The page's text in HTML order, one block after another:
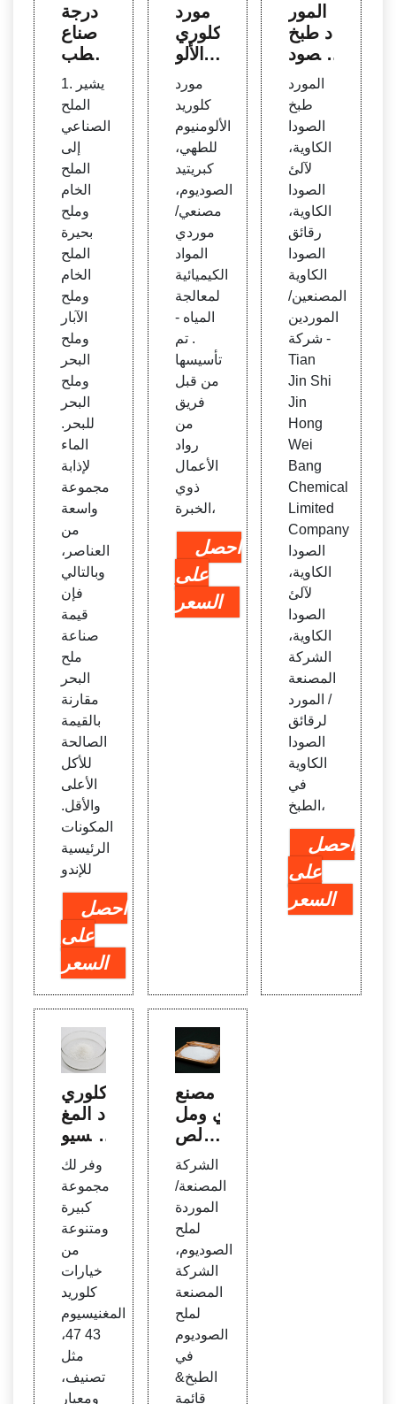
درجة
صناع
ة الطب
خ كلو
ريد ال
صودي
وم - د
رجة
صناع
ة الطب
خ كلو
ريد ال
صودي
وم، د
رجة
صناع
ة كلو
ريد ال
صودي
وم
1. يشير
الملح
الصناعي
إلى
الملح
الخام
وملح
بحيرة
الملح
الخام
وملح
الآبار
وملح
البحر
وملح
البحر
للبحر.
الماء
لإذابة
مجموعة
واسعة
من
العناصر،
وبالتالي
فإن
قيمة
صناعة
ملح
البحر
مقارنة
بالقيمة
الصالحة
للأكل
الأعلى
والأقل.
المكونات
الرئيسية
للإندو
احصل
على
السعر
مورد
كلوري
د الألو
للطه
ي، كب
ريتيد ا
لصودي
وم، ال
مورد
الكيمي
ائي ل
معالج
ة المي
اه - .
مورد
كلوريد
الألومنيوم
للطهي،
كبريتيد
الصوديوم،
مصنعي/
موردي
المواد
الكيميائية
لمعالجة
المياه -
. تم
تأسيسها
من قبل
فريق
من
رواد
الأعمال
ذوي
الخبرة،
احصل
على
السعر
المور
د طبخ
الصود
ا الكاو
ية، لآل
ئ الص
ودا ال
كاوية،
رقائق
الصود
ا الكاو
ية - T
ian J
in Sh
i Jin
Hong
Wei
Bang
Che
mica
l Co
mpa
ny Li
mite
d Co
mpa
ny
المورد
طبخ
الصودا
الكاوية،
لآلئ
الصودا
الكاوية،
رقائق
الصودا
الكاوية
المصنعين/
الموردين
- شركة
Tian
Jin Shi
Jin
Hong
Wei
Bang
Chemical
Limited
Company
الصودا
الكاوية،
لآلئ
الصودا
الكاوية،
الشركة
المصنعة
/ المورد
لرقائق
الصودا
الكاوية
في
الطبخ،
احصل
على
السعر
كلوري
د المغ
نيسيو
م 43
47، كل
وريد ا
لمغني
سيوم
43 47
وفر لك
مجموعة
كبيرة
ومتنوعة
من
خيارات
كلوريد
المغنيسيوم
43 47،
مثل
تصنيف،
ومعيار
مصنع
ي ومل
ح الص
وديوم
المور
مصنع
ي مل
ح الص
وديوم
للطبخ
& الم
صانع
- صنع
في ال
الشركة
المصنعة/
الموردة
لملح
الصوديوم،
الشركة
المصنعة
لملح
الصوديوم
في
الطبخ&
قائمة